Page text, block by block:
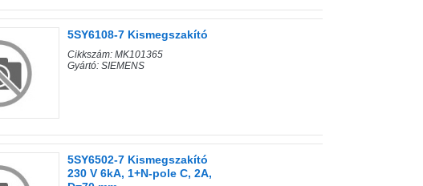
5SY6108-7 Kismegszakító
Cikkszám: MK101365
Gyártó: SIEMENS
5SY6502-7 Kismegszakító
230 V 6kA, 1+N-pole C, 2A,